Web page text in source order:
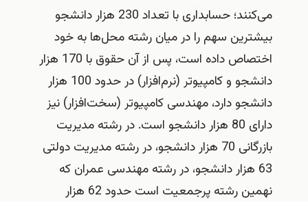
می‌کنند؛ حسابداری با تعداد 230 هزار دانشجو
بیشترین سهم را در میان رشته محل‌ها به خود
اختصاص داده است، پس از آن حقوق با 170 هزار
دانشجو و کامپیوتر (نرم‌افزار) در حدود 100 هزار
دانشجو دارد، مهندسی کامپیوتر (سخت‌افزار) نیز
دارای 80 هزار دانشجو است. در رشته مدیریت
بازرگانی 70 هزار دانشجو، در رشته مدیریت دولتی
63 هزار دانشجو، در رشته مهندسی عمران که
نهمین رشته پرجمعیت است حدود 62 هزار